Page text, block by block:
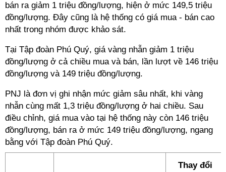
bán ra giảm 1 triệu đồng/lượng, hiện ở mức 149,5 triệu
đồng/lượng. Đây cũng là hệ thống có giá mua - bán cao
nhất trong nhóm được khảo sát.
Tại Tập đoàn Phú Quý, giá vàng nhẫn giảm 1 triệu
đồng/lượng ở cả chiều mua và bán, lần lượt về 146 triệu
đồng/lượng và 149 triệu đồng/lượng.
PNJ là đơn vị ghi nhận mức giảm sâu nhất, khi vàng
nhẫn cùng mất 1,3 triệu đồng/lượng ở hai chiều. Sau
điều chỉnh, giá mua vào tại hệ thống này còn 146 triệu
đồng/lượng, bán ra ở mức 149 triệu đồng/lượng, ngang
bằng với Tập đoàn Phú Quý.
Thay đổi